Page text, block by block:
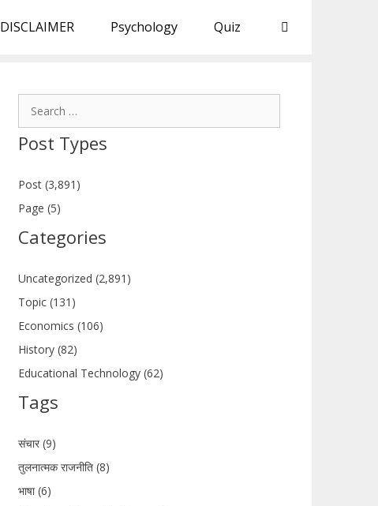
DISCLAIMER Psychology Quiz
Post Types
Post (3,891)
Page (5)
Categories
Uncategorized (2,891)
Topic (131)
Economics (106)
History (82)
Educational Technology (62)
Tags
संचार (9)
तुलनात्मक राजनीति (8)
भाषा (6)